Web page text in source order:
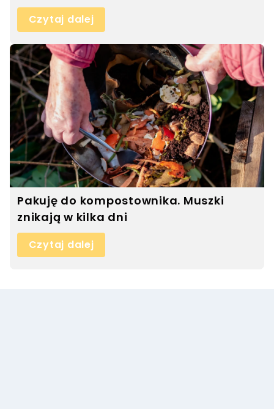
Czytaj dalej
Pakuję do kompostownika. Muszki
znikają w kilka dni
Czytaj dalej